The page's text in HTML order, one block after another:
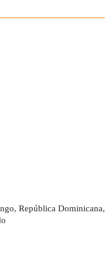
República Dominicana,